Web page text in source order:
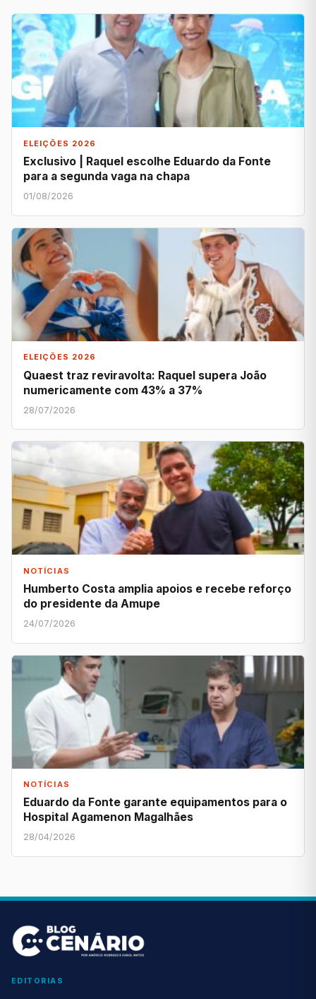
ELEIÇÕES 2026
Exclusivo | Raquel escolhe Eduardo da Fonte
para a segunda vaga na chapa
01/08/2026
ELEIÇÕES 2026
Quaest traz reviravolta: Raquel supera João
numericamente com 43% a 37%
28/07/2026
NOTÍCIAS
Humberto Costa amplia apoios e recebe reforço
do presidente da Amupe
24/07/2026
NOTÍCIAS
Eduardo da Fonte garante equipamentos para o
Hospital Agamenon Magalhães
28/04/2026
EDITORIAS